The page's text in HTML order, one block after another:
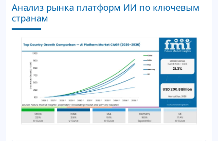
Анализ рынка платформ ИИ по ключевым
странам